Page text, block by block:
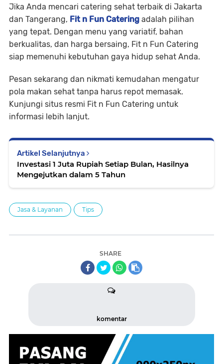
Jika Anda mencari catering sehat terbaik di Jakarta
dan Tangerang, Fit n Fun Catering adalah pilihan
yang tepat. Dengan menu yang variatif, bahan
berkualitas, dan harga bersaing, Fit n Fun Catering
siap memenuhi kebutuhan gaya hidup sehat Anda.
Pesan sekarang dan nikmati kemudahan mengatur
pola makan sehat tanpa harus repot memasak.
Kunjungi situs resmi Fit n Fun Catering untuk
informasi lebih lanjut.
Artikel Selanjutnya
Investasi 1 Juta Rupiah Setiap Bulan, Hasilnya
Mengejutkan dalam 5 Tahun
Jasa & Layanan Tips
SHARE
komentar